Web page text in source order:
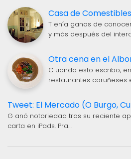
Casa de
T enía ganas de
y más después del
Otra cena en el
C uando esto escribo,
restaurantes coruñeses
Tweet: El Mercado (O Burgo,
G anó notoriedad tras su reciente
carta en iPads. Pra…